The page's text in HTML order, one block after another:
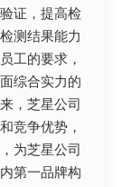
证，提高检
测结果能力
工的要求，
综合实力的
，芝星公司
竞争优势，
为芝星公司
第一品牌构